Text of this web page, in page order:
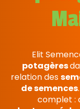
Elit
potagères
relation des
de semences
complet :